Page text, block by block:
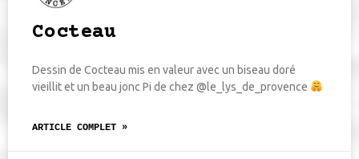
Cocteau
Dessin de Cocteau mis en valeur avec un biseau doré
vieillit et un beau jonc Pi de chez @le_lys_de_provence
ARTICLE COMPLET »